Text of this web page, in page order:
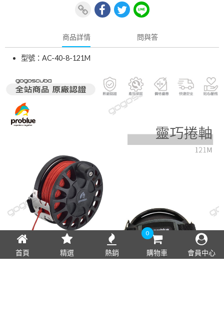
首頁 精選 熱銷
0
購物車 會員中心
商品詳情 問與答
型號：AC-40-8-121M